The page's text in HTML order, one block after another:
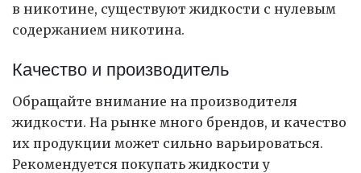
в никотине, существуют жидкости с нулевым
содержанием никотина.
Качество и производитель
Обращайте внимание на производителя
жидкости. На рынке много брендов, и качество
их продукции может сильно варьироваться.
Рекомендуется покупать жидкости у